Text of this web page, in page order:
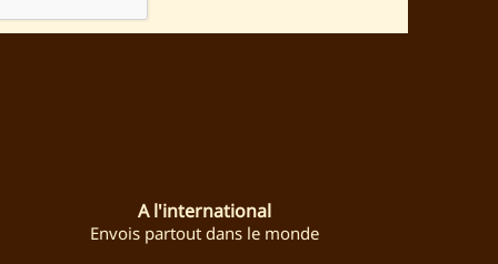
A l'international
Envois partout dans le monde